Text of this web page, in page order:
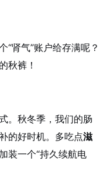
“肾气”账户给存满呢？
秋裤！
。秋冬季，我们的肠
的好时机。多吃点滋
装一个“持久续航电